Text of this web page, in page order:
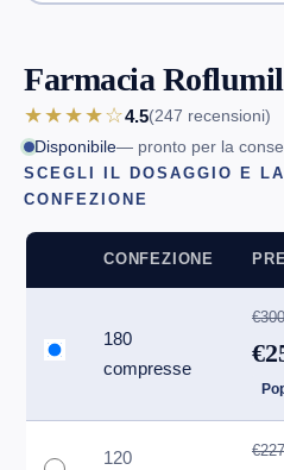
Farmacia
★★★★☆4.5(247 recensioni)
Disponibile— pronto per la
SCEGLI IL DOSAGGIO E
CONFEZIONE
CONFEZIONE
180
compresse
120